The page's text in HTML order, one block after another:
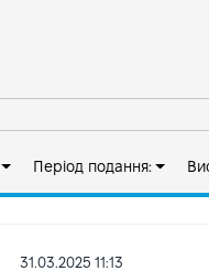
Період подання:
31.03.2025 11:13